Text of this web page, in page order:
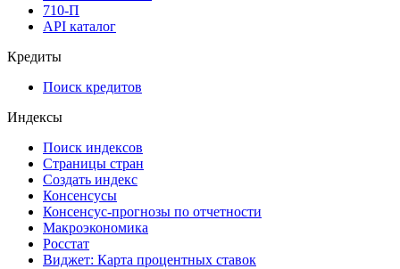
710-П
API каталог
Кредиты
Поиск кредитов
Индексы
Поиск индексов
Страницы стран
Создать индекс
Консенсусы
Консенсус-прогнозы по отчетности
Макроэкономика
Росстат
Виджет: Карта процентных ставок